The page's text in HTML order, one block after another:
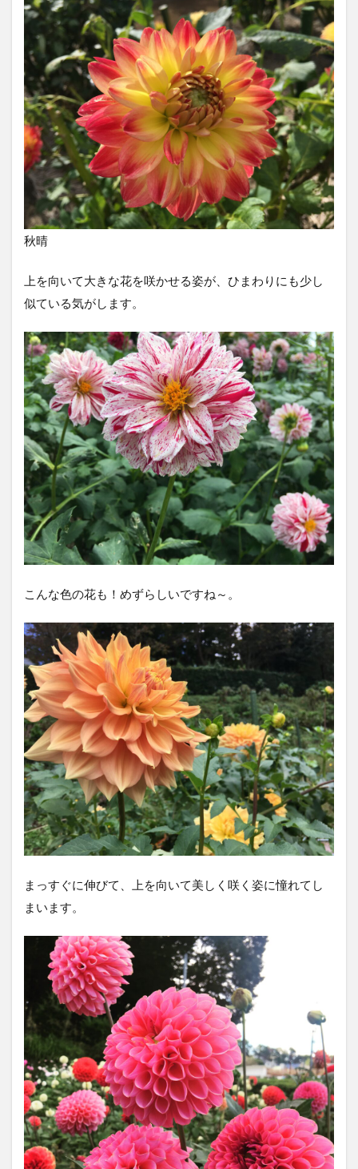
秋晴
上を向いて大きな花を咲かせる姿が、ひまわりにも少し
似ている気がします。
こんな色の花も！めずらしいですね～。
まっすぐに伸びて、上を向いて美しく咲く姿に憧れてし
まいます。